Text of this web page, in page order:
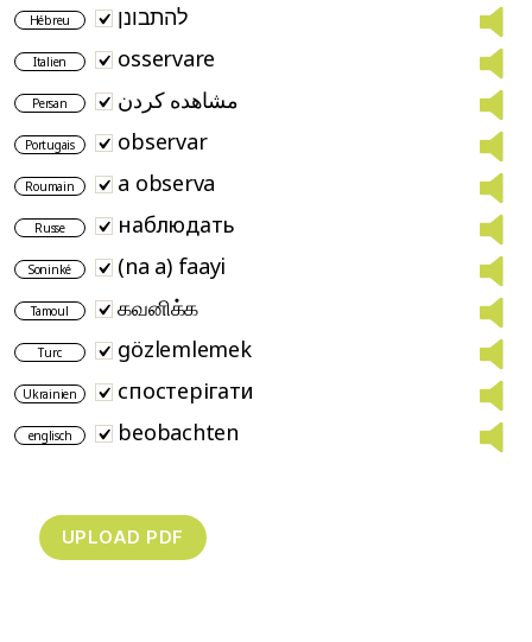
Hébreu להתבונן
Italien osservare
Persan مشاهده کردن
Portugais observar
Roumain a observa
Russe наблюдать
Soninké (na a) faayi
Tamoul கவனிக்க
Turc gözlemlemek
Ukrainien спостерігати
englisch beobachten